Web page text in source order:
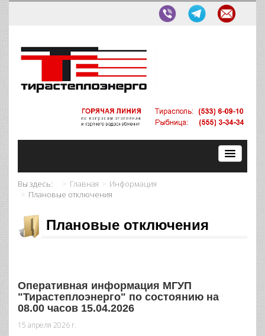
Вы здесь: Главная
Информация
Плановые отключения
Плановые отключения
Оперативная информация МГУП
"Тирастеплоэнерго" по состоянию на
08.00 часов 15.04.2026
15 апреля 2026 г.